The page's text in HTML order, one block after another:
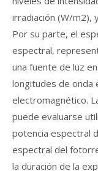
irradiación (W/
Por su parte, el
espectral,
una fuente de luz
longitudes de onda
electromagnético.
puede evaluarse
potencia espectral
espectral del
la duración de la